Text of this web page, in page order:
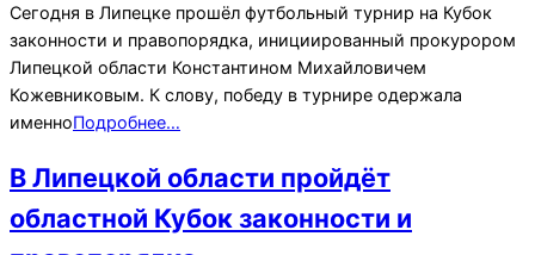
Сегодня в Липецке прошёл футбольный турнир на Кубок
законности и правопорядка, инициированный прокурором
Липецкой области Константином Михайловичем
Кожевниковым. К слову, победу в турнире одержала
именноПодробнее…
В Липецкой области пройдёт
областной Кубок законности и